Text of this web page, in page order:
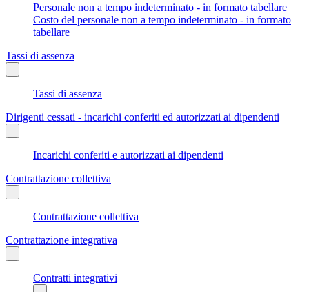
Personale non a tempo indeterminato - in formato tabellare
Costo del personale non a tempo indeterminato - in formato
tabellare
Tassi di assenza
Tassi di assenza
Dirigenti cessati - incarichi conferiti ed autorizzati ai dipendenti
Incarichi conferiti e autorizzati ai dipendenti
Contrattazione collettiva
Contrattazione collettiva
Contrattazione integrativa
Contratti integrativi